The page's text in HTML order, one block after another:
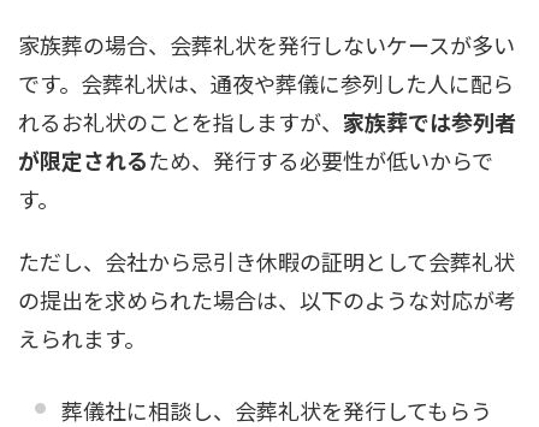
家族葬の場合、会葬礼状を発行しないケースが多い
です。会葬礼状は、通夜や葬儀に参列した人に配ら
れるお礼状のことを指しますが、 家族葬では参列者
が限定されるため、発行する必要性が低いからで
す。
ただし、会社から忌引き休暇の証明として会葬礼状
の提出を求められた場合は、以下のような対応が考
えられます。
葬儀社に相談し、会葬礼状を発行してもらう